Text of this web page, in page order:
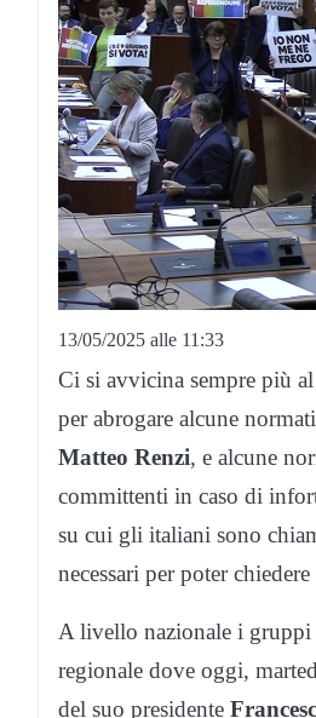
13/05/2025 alle 11:33
Ci si avvicina sempre più
per abrogare alcune
Matteo Renzi, e alcune
committenti in caso di
su cui gli italiani sono
necessari per poter
A livello nazionale i gruppi
regionale dove oggi,
del suo presidente